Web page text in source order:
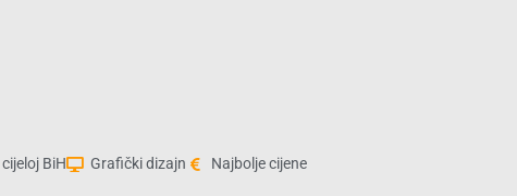
BiH Grafički dizajn Najbolje cijene